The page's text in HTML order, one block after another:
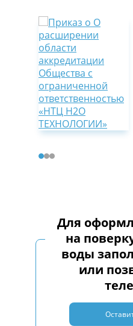
Для
на
воды
или